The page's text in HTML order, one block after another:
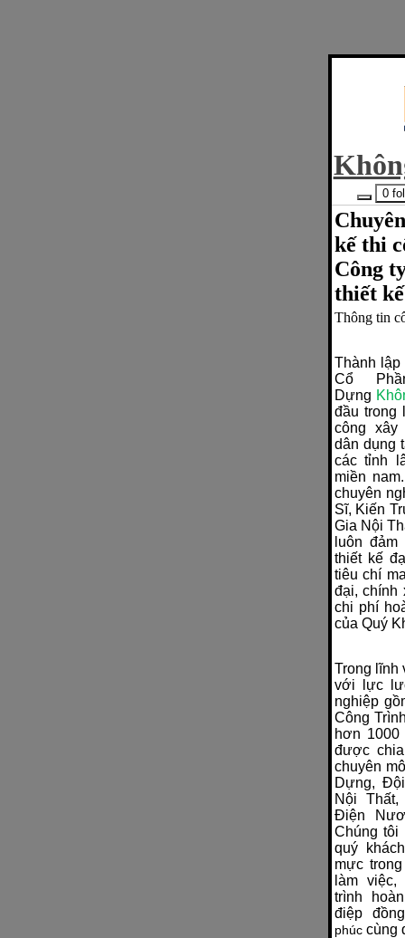
0
kế thi
Công
thiết
Thông tin
Thành
Cổ
Dựng
đầu trong
công xây
dân dụng
các tỉnh
miền
chuyên
Sĩ, Kiến
Gia Nội
luôn
thiết kế
tiêu chí
đại, chính
chi phí
của Quý
Trong lĩnh
với lực
nghiệp
Công
hơn 1000
được
chuyên
Dựng,
Nội
Điện
Chúng tôi
quý
mực
làm
trình
điệp
phúccùng